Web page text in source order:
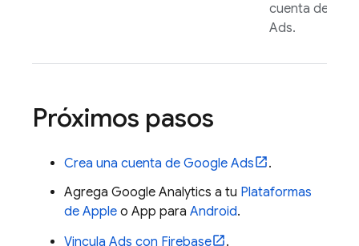
cuenta de
Ads.
Próximos pasos
Crea una cuenta de Google Ads
.
Agrega Google Analytics a tu Plataformas
de Apple o App para Android.
Vincula Ads con Firebase
.